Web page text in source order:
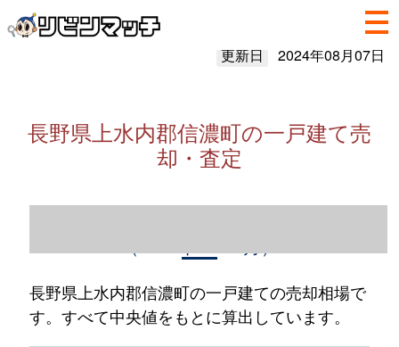
更新日 2024年08月07日
長野県上水内郡信濃町の一戸建て売
却・査定
長野県上水内郡信濃町の一戸建ての売却相場で
す。すべて中央値をもとに算出しています。